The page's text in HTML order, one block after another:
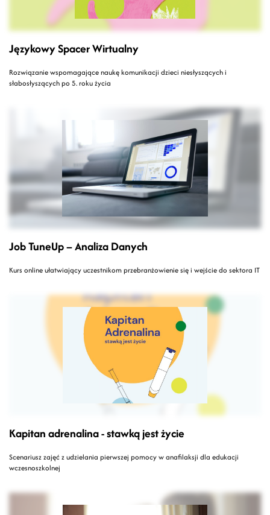
Językowy Spacer Wirtualny
Rozwiązanie wspomagające naukę komunikacji dzieci niesłyszących i
słabosłyszących po 5. roku życia
Job TuneUp – Analiza Danych
Kurs online ułatwiający uczestnikom przebranżowienie się i wejście do sektora IT
Kapitan adrenalina - stawką jest życie
Scenariusz zajęć z udzielania pierwszej pomocy w anafilaksji dla edukacji
wczesnoszkolnej